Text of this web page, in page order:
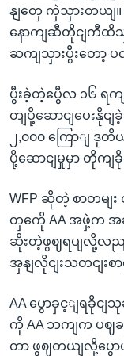
နျတှေ ကှဲသှားတယျ။
နောကျဆီတိုငျကီထိသှ
ဆကျသှားပွီးတော့
ပွီးခဲ့တဲ့ဧပွီလ ၁၆ ရက
တျပို့ဆောငျပေးနို
၂,၀၀၀ ကြောျ ဒု
ပို့ဆောငျမှုမှာ တိုက
WFP ဆိုတဲ့ စာတမျး
တှကေို AA အဖှဲ့က အ
ဆိုးတဲ့ဖွဈရပျလို့လညျ
အှနျလိုငျးသတငျးစာ
AA ပွောခှင့ျရခိုငျ
ကို AA ဘကျက ပဈ
တာ ဖွဈတယျလို့ပွော